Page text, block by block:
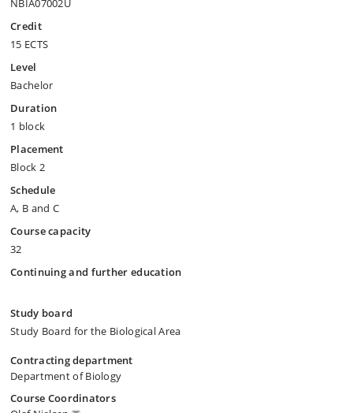
NBIA07002U
Credit
15 ECTS
Level
Bachelor
Duration
1 block
Placement
Block 2
Schedule
A, B and C
Course capacity
32
Continuing and further education
Study board
Study Board for the Biological Area
Contracting department
Department of Biology
Course Coordinators